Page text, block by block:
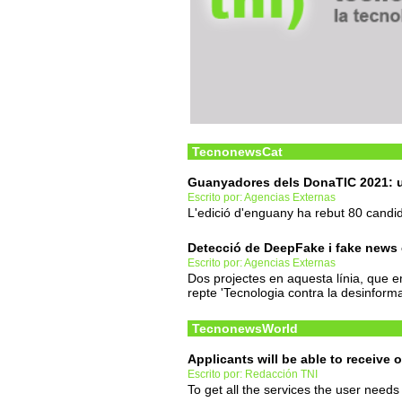
TecnonewsCat
Guanyadores dels DonaTIC 2021:
Escrito por: Agencias Externas
L'edició d'enguany ha rebut 80
Detecció de DeepFake i fake
Escrito por: Agencias Externas
Dos projectes en aquesta línia, que
repte 'Tecnologia contra la
TecnonewsWorld
Applicants will be able to receive
Escrito por: Redacción TNI
To get all the services the user